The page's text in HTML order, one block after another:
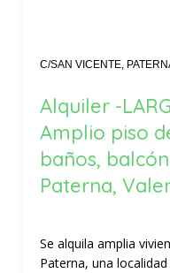
C/SAN VICENTE,
Alquiler -
Amplio piso
baños,
Paterna,
Se alquila amplia
Paterna, una